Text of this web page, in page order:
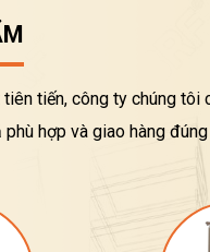
tiến, công ty chúng tôi
hợp và giao hàng